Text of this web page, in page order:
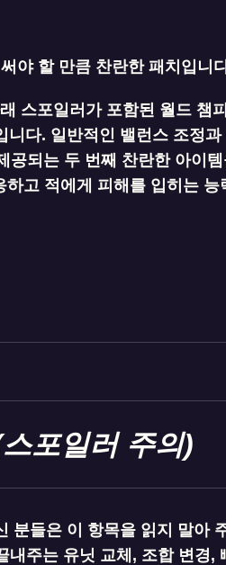
야 할 만큼 찬란한 패치입니
스포일러가 포함된 월드 챔
니다. 일반적인 밸런스 조정
공되는 두 번째 찬란한 아이
고 적에게 피해를 입히는 능
포일러 주의)
분들은 이 항목을 읽지 말아
내주는 유닛 교체, 조합 변경,